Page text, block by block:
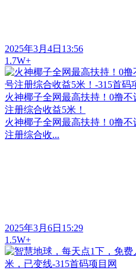
2025年3月4日13:56
1.7W+
火神椰子全网最高扶持！0撸
注册综合收益5米！
火神椰子全网最高扶持！0撸
注册综合收...
2025年3月6日15:29
1.5W+